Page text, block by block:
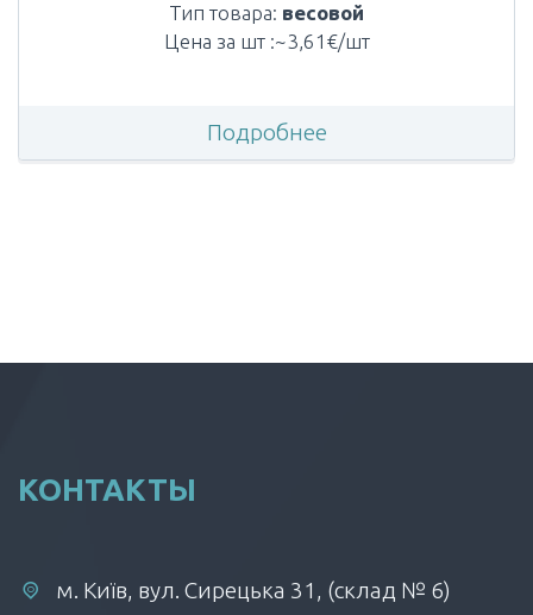
Тип товара: весовой
Цена за шт :~3,61€/шт
Подробнее
КОНТАКТЫ
м. Київ, вул. Сирецька 31, (склад № 6)